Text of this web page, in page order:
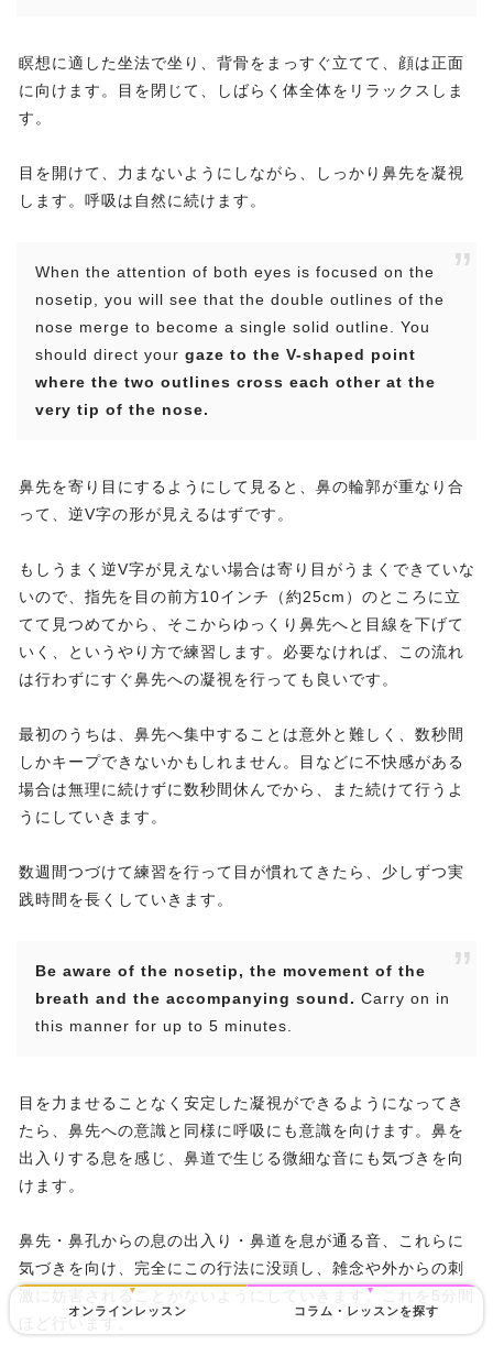
オンラインレッスン コラム・レッスンを探す
瞑想に適した坐法で坐り、背骨をまっすぐ立てて、顔は正面
に向けます。目を閉じて、しばらく体全体をリラックスしま
す。
目を開けて、力まないようにしながら、しっかり鼻先を凝視
します。呼吸は自然に続けます。
When the attention of both eyes is focused on the
nosetip, you will see that the double outlines of the
nose merge to become a single solid outline. You
should direct your gaze to the V-shaped point
where the two outlines cross each other at the
very tip of the nose.
鼻先を寄り目にするようにして見ると、鼻の輪郭が重なり合
って、逆V字の形が見えるはずです。
もしうまく逆V字が見えない場合は寄り目がうまくできていな
いので、指先を目の前方10インチ（約25cm）のところに立
てて見つめてから、そこからゆっくり鼻先へと目線を下げて
いく、というやり方で練習します。必要なければ、この流れ
は行わずにすぐ鼻先への凝視を行っても良いです。
最初のうちは、鼻先へ集中することは意外と難しく、数秒間
しかキープできないかもしれません。目などに不快感がある
場合は無理に続けずに数秒間休んでから、また続けて行うよ
うにしていきます。
数週間つづけて練習を行って目が慣れてきたら、少しずつ実
践時間を長くしていきます。
Be aware of the nosetip, the movement of the
breath and the accompanying sound. Carry on in
this manner for up to 5 minutes.
目を力ませることなく安定した凝視ができるようになってき
たら、鼻先への意識と同様に呼吸にも意識を向けます。鼻を
出入りする息を感じ、鼻道で生じる微細な音にも気づきを向
けます。
鼻先・鼻孔からの息の出入り・鼻道を息が通る音、これらに
気づきを向け、完全にこの行法に没頭し、雑念や外からの刺
激に妨害されることがないようにしていきます。これを5分間
ほど行います。